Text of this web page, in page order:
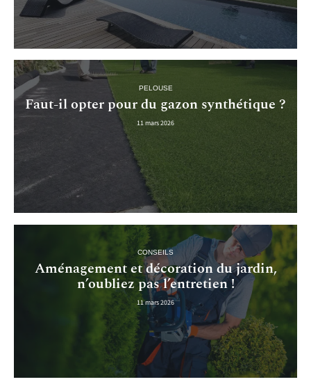
PELOUSE
Faut-il opter pour du gazon synthétique ?
11 mars 2026
CONSEILS
Aménagement et décoration du jardin,
n’oubliez pas l’entretien !
11 mars 2026